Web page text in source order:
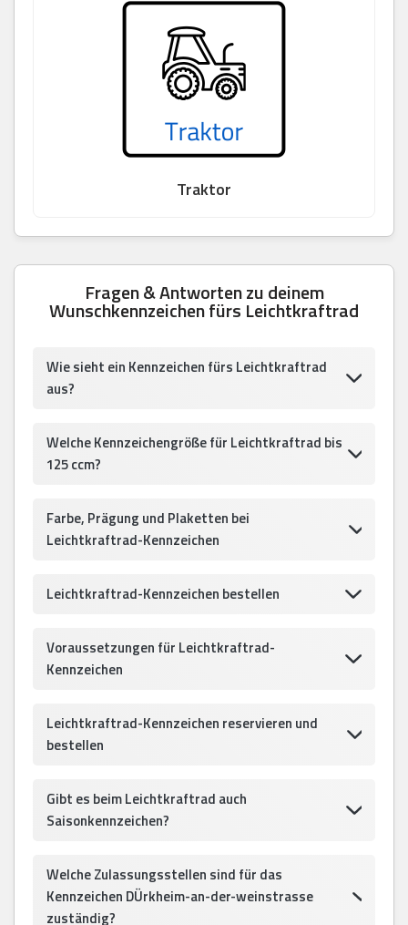
Traktor
Fragen & Antworten zu deinem
Wunschkennzeichen fürs Leichtkraftrad
Wie sieht ein Kennzeichen fürs Leichtkraftrad
aus?
Welche Kennzeichengröße für Leichtkraftrad bis
125 ccm?
Farbe, Prägung und Plaketten bei
Leichtkraftrad-Kennzeichen
Leichtkraftrad-Kennzeichen bestellen
Voraussetzungen für Leichtkraftrad-
Kennzeichen
Leichtkraftrad-Kennzeichen reservieren und
bestellen
Gibt es beim Leichtkraftrad auch
Saisonkennzeichen?
Welche Zulassungsstellen sind für das
Kennzeichen DÜrkheim-an-der-weinstrasse
zuständig?